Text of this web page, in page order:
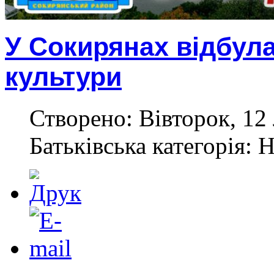
У Сокирянах
культури
Створено: Вівторок,
Батьківська категорія: